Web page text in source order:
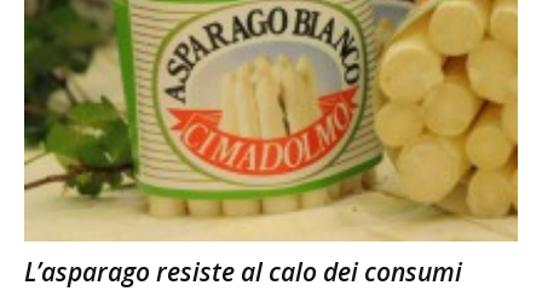
L’asparago resiste al calo dei consumi